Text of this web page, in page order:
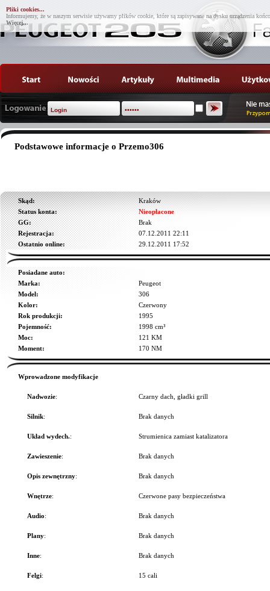
Pliki cookies...
Informujemy, że w naszym serwisie używamy plików cookie, które są zapisywane na dysku urządzenia
Więcej...
Podstawowe informacje o Przemo306
Skąd:
Kraków
Status konta:
Nieopłacone
GG:
Brak
Rejestracja:
07.12.2011 22:11
Ostatnio online:
29.12.2011 17:52
Posiadane auto:
Marka:
Peugeot
Model:
306
Kolor:
Czerwony
Rok produkcji:
1995
Pojemność:
1998 cm³
Moc:
121 KM
Moment:
170 NM
Wprowadzone modyfikacje
Nadwozie: Czarny dach, gładki grill
Silnik: Brak danych
Układ wydech.: Strumienica zamiast katalizatora
Zawieszenie: Brak danych
Opis zewnętrzny: Brak danych
Wnętrze: Czerwone pasy bezpieczeństwa
Audio: Brak danych
Plany: Brak danych
Inne: Brak danych
Felgi: 15 cali